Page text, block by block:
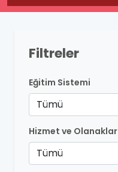
Filtreler
Eğitim Sistemi
Tümü
Hizmet ve Olanaklar
Tümü